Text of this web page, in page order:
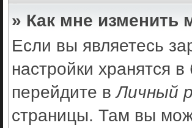
» Как мне изменить
Если вы являетесь
настройки хранятся
перейдите вЛичный
страницы. Там вы